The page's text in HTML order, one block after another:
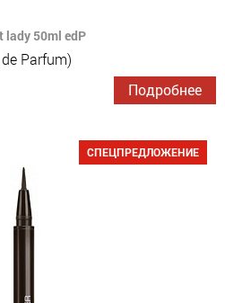
lady 50ml edP
Parfum)
Подробнее
СПЕЦПРЕДЛОЖЕНИЕ